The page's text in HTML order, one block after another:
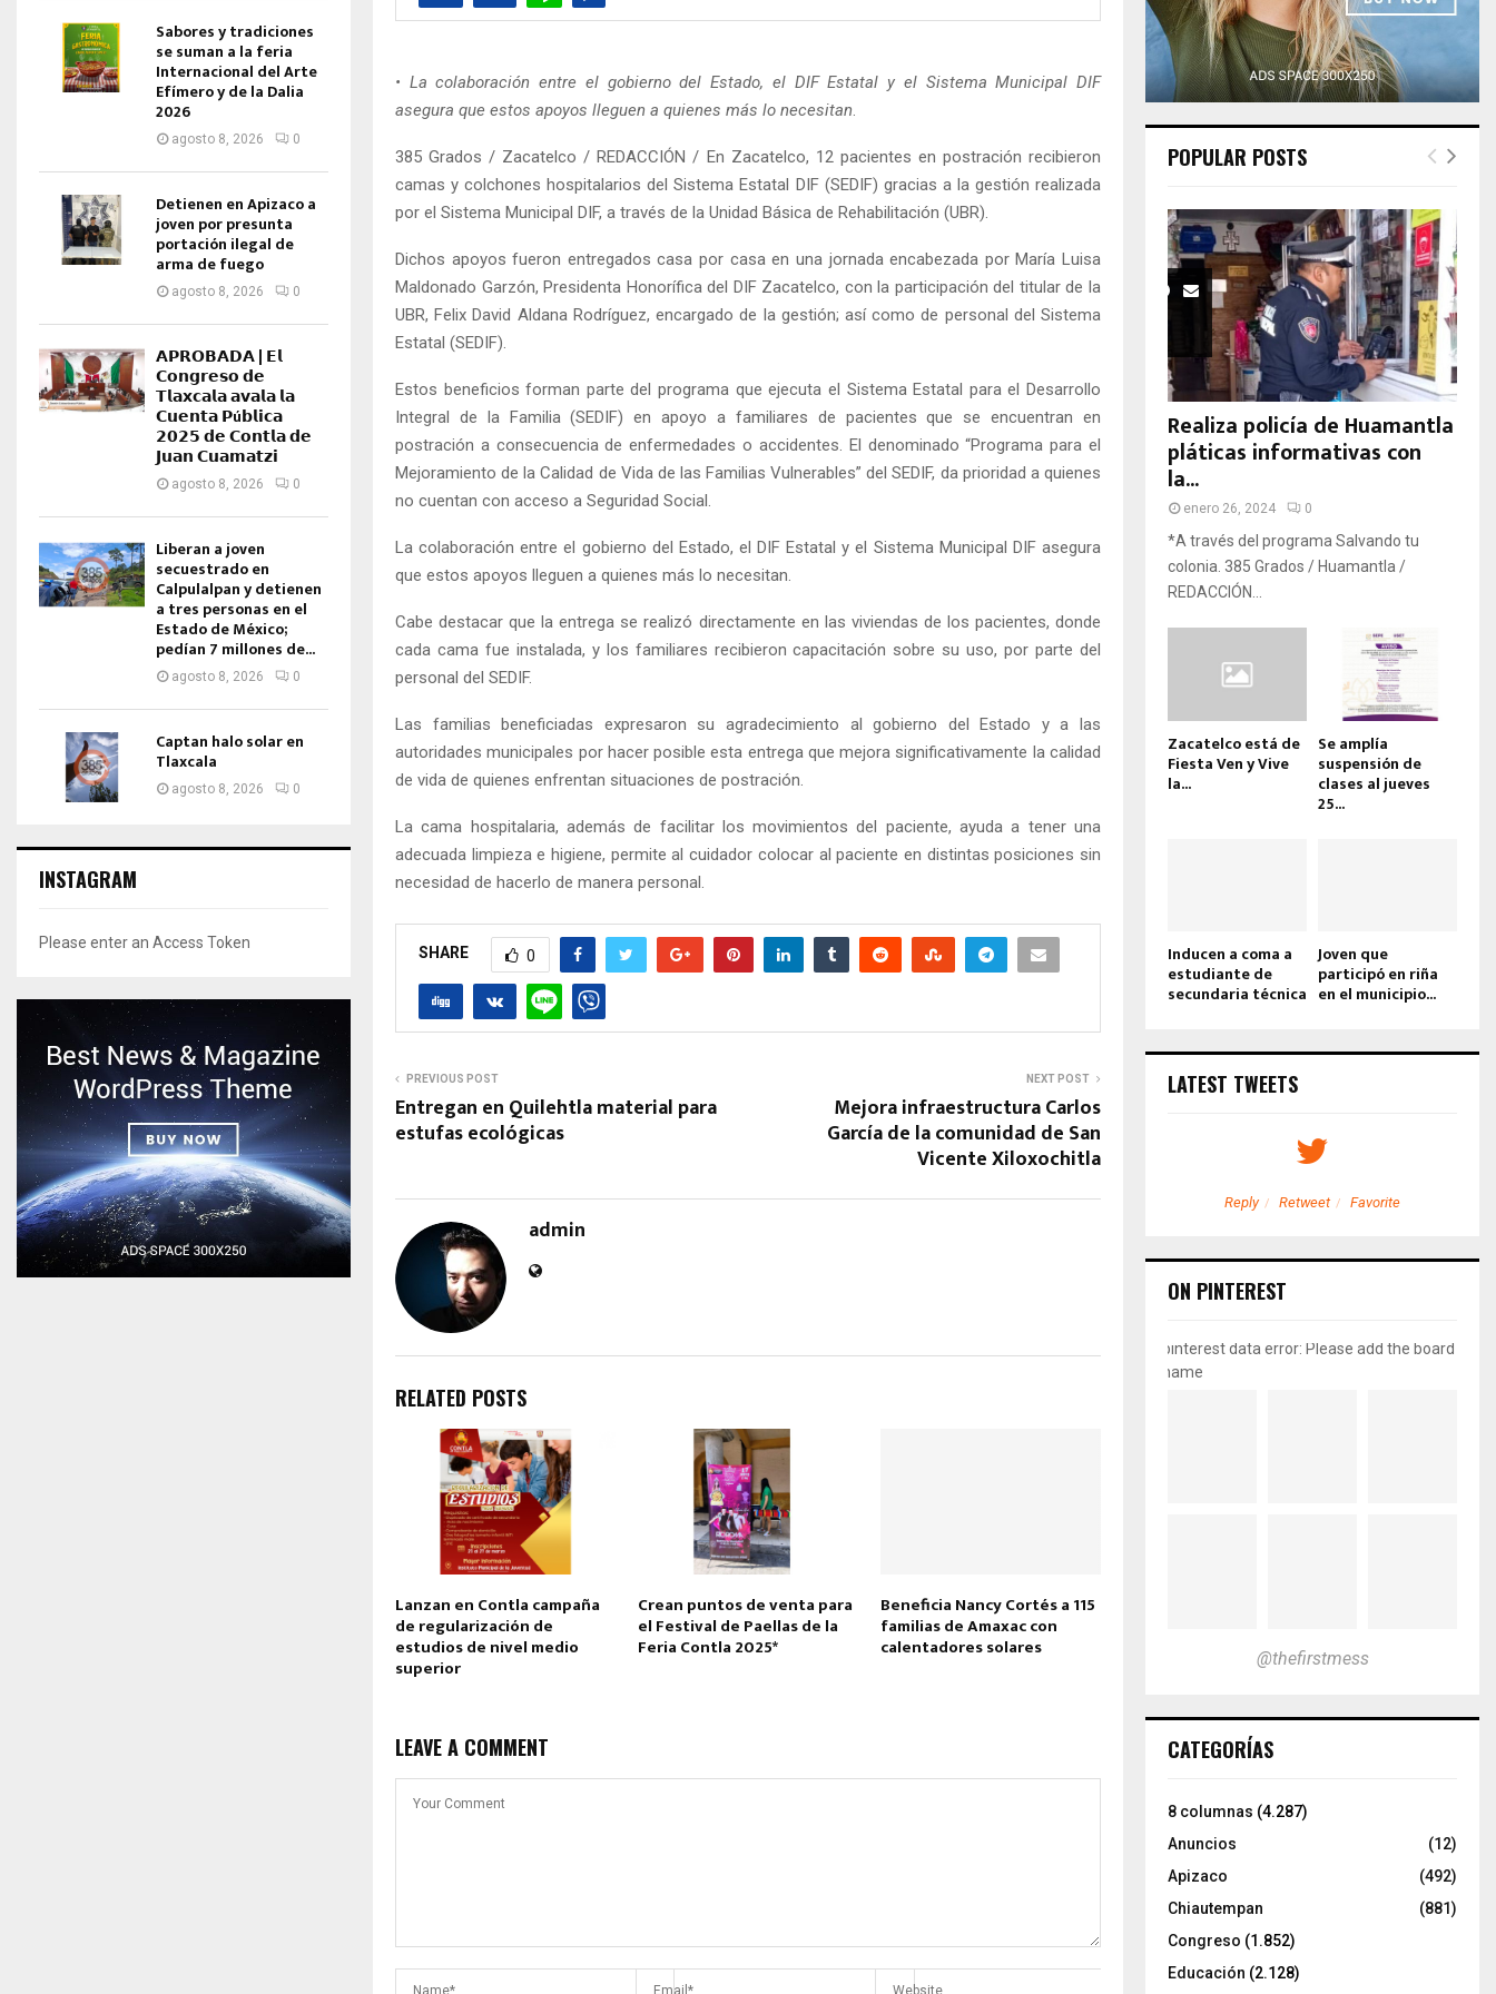
• La colaboración entre el gobierno del Estado, el DIF Estatal y el Sistema Municipal DIF
asegura que estos apoyos lleguen a quienes más lo necesitan
385 Grados / Zacatelco / REDACCIÓN / En Zacatelco, 12 pacientes en postración recibieron
camas y colchones hospitalarios del Sistema Estatal DIF (SEDIF) gracias a la gestión realizada
por el Sistema Municipal DIF, a través de la Unidad Básica de Rehabilitación (UBR).
Dichos apoyos fueron entregados casa por casa en una jornada encabezada por María Luisa
Maldonado Garzón, Presidenta Honorífica del DIF Zacatelco, con la participación del titular de la
UBR, Felix David Aldana Rodríguez, encargado de la gestión; así como de personal del Sistema
Estatal (SEDIF).
Estos beneficios forman parte del programa que ejecuta el Sistema Estatal para el Desarrollo
Integral de la Familia (SEDIF) en apoyo a familiares de pacientes que se encuentran en
postración a consecuencia de enfermedades o accidentes. El denominado “Programa para el
Mejoramiento de la Calidad de Vida de las Familias Vulnerables” del SEDIF, da prioridad a quienes
no cuentan con acceso a Seguridad Social.
La colaboración entre el gobierno del Estado, el DIF Estatal y el Sistema Municipal DIF asegura
que estos apoyos lleguen a quienes más lo necesitan.
Cabe destacar que la entrega se realizó directamente en las viviendas de los pacientes, donde
cada cama fue instalada, y los familiares recibieron capacitación sobre su uso, por parte del
personal del SEDIF.
Las familias beneficiadas expresaron su agradecimiento al gobierno del Estado y a las
autoridades municipales por hacer posible esta entrega que mejora significativamente la calidad
de vida de quienes enfrentan situaciones de postración.
La cama hospitalaria, además de facilitar los movimientos del paciente, ayuda a tener una
adecuada limpieza e higiene, permite al cuidador colocar al paciente en distintas posiciones sin
necesidad de hacerlo de manera personal.
SHARE 0
PREVIOUS POST
Entregan en Quilehtla material para
estufas ecológicas
NEXT POST
Mejora infraestructura Carlos
García de la comunidad de San
Vicente Xiloxochitla
admin
RELATED POSTS
Lanzan en Contla campaña
de regularización de
estudios de nivel medio
superior
Crean puntos de venta para
el Festival de Paellas de la
Feria Contla 2025*
Beneficia Nancy Cortés a 115
familias de Amaxac con
calentadores solares
LEAVE A COMMENT
Sabores y tradiciones
se suman a la feria
Internacional del Arte
Efímero y de la Dalia
2026
agosto 8, 2026 0
Detienen en Apizaco a
joven por presunta
portación ilegal de
arma de fuego
agosto 8, 2026 0
𝗔𝗣𝗥𝗢𝗕𝗔𝗗𝗔 | 𝗘𝗹
𝗖𝗼𝗻𝗴𝗿𝗲𝘀𝗼 𝗱𝗲
𝗧𝗹𝗮𝘅𝗰𝗮𝗹𝗮 𝗮𝘃𝗮𝗹𝗮 𝗹𝗮
𝗖𝘂𝗲𝗻𝘁𝗮 𝗣ú𝗯𝗹𝗶𝗰𝗮
𝟮𝟬𝟮𝟱 𝗱𝗲 𝗖𝗼𝗻𝘁𝗹𝗮 𝗱𝗲
𝗝𝘂𝗮𝗻 𝗖𝘂𝗮𝗺𝗮𝘁𝘇𝗶
agosto 8, 2026 0
Liberan a joven
secuestrado en
Calpulalpan y detienen
a tres personas en el
Estado de México;
pedían 7 millones de...
agosto 8, 2026 0
Captan halo solar en
Tlaxcala
agosto 8, 2026 0
INSTAGRAM
Please enter an Access Token
POPULAR POSTS
Realiza policía de Huamantla
pláticas informativas con
la...
enero 26, 2024 0
*A través del programa Salvando tu
colonia. 385 Grados / Huamantla /
REDACCIÓN...
Zacatelco está de
Fiesta Ven y Vive
la...
Se amplía
suspensión de
clases al jueves
25...
Inducen a coma a
estudiante de
secundaria técnica
Joven que
participó en riña
en el municipio...
LATEST TWEETS
Reply Retweet Favorite Reply Retweet Favorite Reply Retweet Favorite
ON PINTEREST
pinterest data error: Please add the board
name
@thefirstmess
CATEGORÍAS
8 columnas (4.287)
Anuncios
(12)
Apizaco
(492)
Chiautempan
(881)
Congreso (1.852)
Educación (2.128)